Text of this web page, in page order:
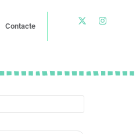
Contacte